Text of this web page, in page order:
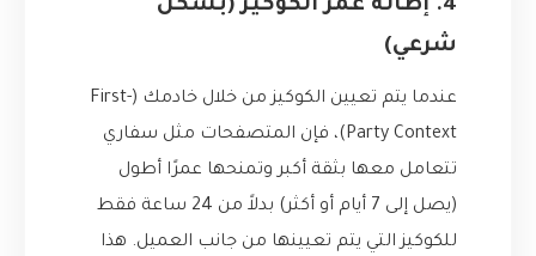
4. إطالة عمر الكوكيز (بشكل
شرعي)
عندما يتم تعيين الكوكيز من خلال خادمك (First-
Party Context)، فإن المتصفحات مثل سفاري
تتعامل معها بثقة أكبر وتمنحها عمرًا أطول
(يصل إلى 7 أيام أو أكثر) بدلاً من 24 ساعة فقط
للكوكيز التي يتم تعيينها من جانب العميل. هذا